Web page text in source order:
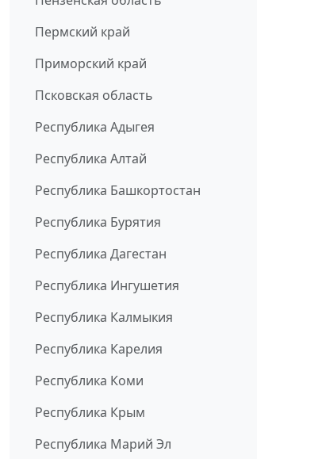
Пермский край
Приморский край
Псковская область
Республика Адыгея
Республика Алтай
Республика Башкортостан
Республика Бурятия
Республика Дагестан
Республика Ингушетия
Республика Калмыкия
Республика Карелия
Республика Коми
Республика Крым
Республика Марий Эл